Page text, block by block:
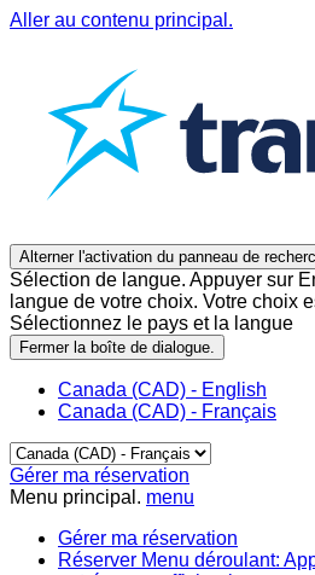
Aller au contenu principal.
Alterner l'activation du panneau de
Sélection de langue. Appuyer sur
langue de votre choix. Votre choix
Sélectionnez le pays et la langue
Fermer la boîte de dialogue.
Canada (CAD) - English
Canada (CAD) - Français
Gérer ma réservation
Menu principal. menu
Gérer ma réservation
Réserver Menu déroulant: